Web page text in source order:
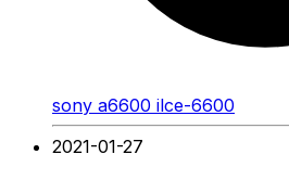
sony a6600 ilce-6600
2021-01-27